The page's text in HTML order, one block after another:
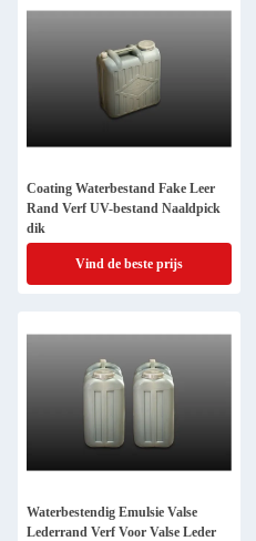
Coating Waterbestand Fake Leer
Rand Verf UV-bestand Naaldpick
dik
Vind de beste prijs
Waterbestendig Emulsie Valse
Lederrand Verf Voor Valse Leder